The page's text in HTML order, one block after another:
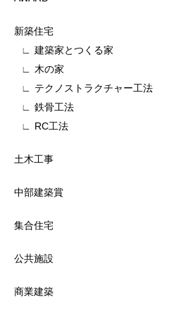
新築住宅
建築家とつくる家
木の家
テクノストラクチャー工法
鉄骨工法
RC工法
土木工事
中部建築賞
集合住宅
公共施設
商業建築